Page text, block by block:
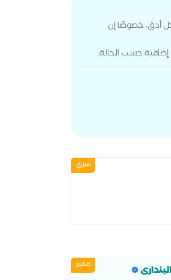
أدق، خصوصًا إن
حسب الحالة.
سري
مميز